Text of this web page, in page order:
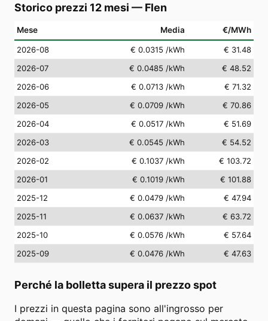
Storico prezzi 12 mesi — Flen
Mese Media €/MWh
2026-08 € 0.0315 /kWh
€ 31.48
2026-07
€ 0.0485 /kWh
€ 48.52
2026-06
€ 0.0713 /kWh
€ 71.32
2026-05
€ 0.0709 /kWh
€ 70.86
2026-04
€ 0.0517 /kWh
€ 51.69
2026-03
€ 0.0545 /kWh
€ 54.52
2026-02
€ 0.1037 /kWh
€ 103.72
2026-01
€ 0.1019 /kWh
€ 101.88
2025-12
€ 0.0479 /kWh
€ 47.94
2025-11
€ 0.0637 /kWh
€ 63.72
2025-10
€ 0.0576 /kWh
€ 57.64
2025-09
€ 0.0476 /kWh € 47.63
Perché la bolletta supera il prezzo spot
I prezzi in questa pagina sono all'ingrosso per